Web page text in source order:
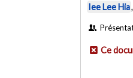
Iee Lee Hia,
Ce